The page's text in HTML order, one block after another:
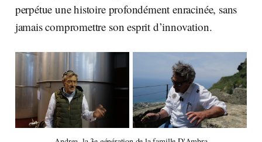
perpétue une histoire profondément enracinée, sans
jamais compromettre son esprit d’innovation.